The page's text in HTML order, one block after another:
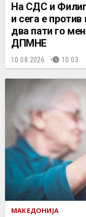
На СДС и
и сега е
два пати го
ДПМНЕ
10.08.2026. 10:03
МАКЕДОНИЈА